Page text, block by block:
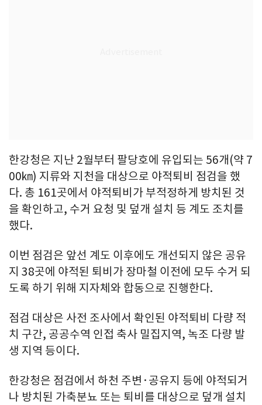
한강청은 지난 2월부터 팔당호에 유입되는 56개(약 7
00㎞) 지류와 지천을 대상으로 야적퇴비 점검을 했
다. 총 161곳에서 야적퇴비가 부적정하게 방치된 것
을 확인하고, 수거 요청 및 덮개 설치 등 계도 조치를
했다.
이번 점검은 앞선 계도 이후에도 개선되지 않은 공유
지 38곳에 야적된 퇴비가 장마철 이전에 모두 수거 되
도록 하기 위해 지자체와 합동으로 진행한다.
점검 대상은 사전 조사에서 확인된 야적퇴비 다량 적
치 구간, 공공수역 인접 축사 밀집지역, 녹조 다량 발
생 지역 등이다.
한강청은 점검에서 하천 주변·공유지 등에 야적되거
나 방치된 가축분뇨 또는 퇴비를 대상으로 덮개 설치